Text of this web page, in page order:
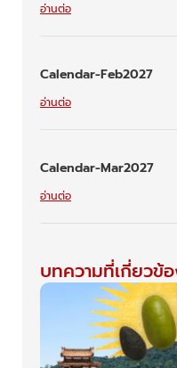
อ่านต่อ
Calendar-Feb2027
อ่านต่อ
Calendar-Mar2027
อ่านต่อ
บทความที่เกี่ยวข้